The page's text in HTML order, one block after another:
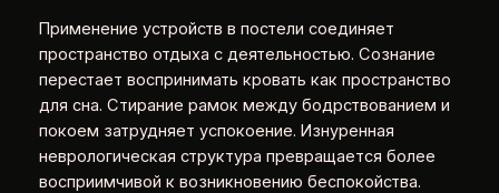
Применение устройств в постели соединяет
пространство отдыха с деятельностью. Сознание
перестает воспринимать кровать как пространство
для сна. Стирание рамок между бодрствованием и
покоем затрудняет успокоение. Изнуренная
неврологическая структура превращается более
восприимчивой к возникновению беспокойства.